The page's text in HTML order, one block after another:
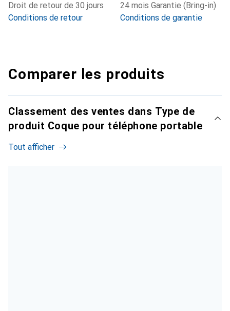
Droit de retour de 30 jours
Conditions de retour
24 mois Garantie (Bring-in)
Conditions de garantie
Comparer les produits
Classement des ventes dans Type de
produit Coque pour téléphone portable
Tout afficher